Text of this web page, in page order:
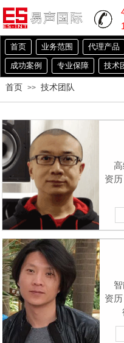
首页 业务范围 代理产品
成功案例 专业保障 技术
首页 >> 技术团队
资
资